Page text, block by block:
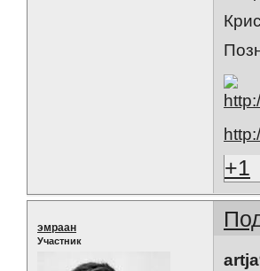
+1
эмраан
Участник